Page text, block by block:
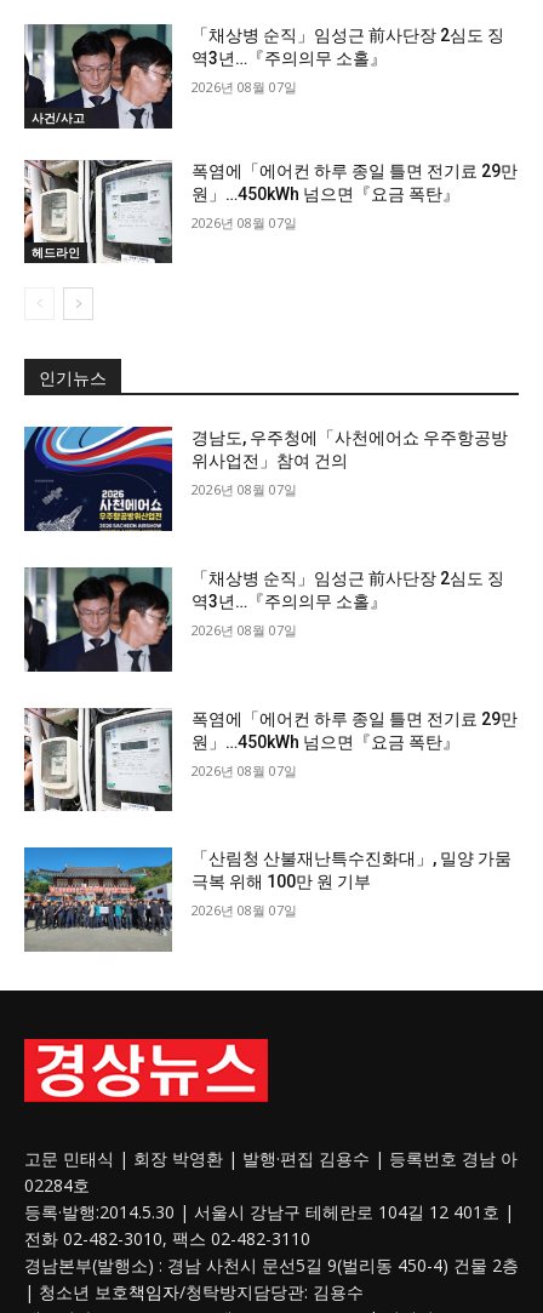
사건/사고
「채상병 순직」임성근 前사단장 2심도 징
역3년…『주의의무 소홀』
2026년 08월 07일
헤드라인
폭염에「에어컨 하루 종일 틀면 전기료 29만
원」…450kWh 넘으면『요금 폭탄』
2026년 08월 07일
인기뉴스
경남도, 우주청에「사천에어쇼 우주항공방
위사업전」참여 건의
2026년 08월 07일
「채상병 순직」임성근 前사단장 2심도 징
역3년…『주의의무 소홀』
2026년 08월 07일
폭염에「에어컨 하루 종일 틀면 전기료 29만
원」…450kWh 넘으면『요금 폭탄』
2026년 08월 07일
「산림청 산불재난특수진화대」, 밀양 가뭄
극복 위해 100만 원 기부
2026년 08월 07일
고문 민태식 | 회장 박영환 | 발행·편집 김용수 | 등록번호 경남 아
02284호
등록·발행:2014.5.30 | 서울시 강남구 테헤란로 104길 12 401호 |
전화 02-482-3010, 팩스 02-482-3110
경남본부(발행소) : 경남 사천시 문선5길 9(벌리동 450-4) 건물 2층
| 청소년 보호책임자/청탁방지담당관: 김용수